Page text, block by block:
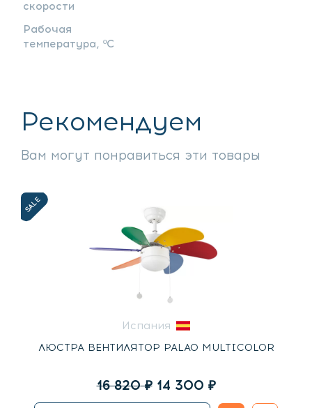
скорости
Рабочая
температура, ºС
Рекомендуем
Вам могут понравиться эти товары
SALE
Испания
ЛЮСТРА ВЕНТИЛЯТОР PALAO MULTICOLOR
16 820₽ Первоначальная
цена
14 300 ₽Текущая
цена: